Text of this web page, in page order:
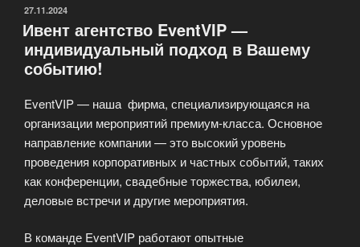
Подмосковье»
ОПУБЛИКОВАНО
27.11.2024
Ивент агентство EventVIP —
индивидуальный подход в Вашему
событию!
EventVIP — наша фирма, специализирующаяся на
организации мероприятий премиум-класса. Основное
направление компании — это высокий уровень
проведения корпоративных и частных событий, таких
как конференции, свадебные торжества, юбилеи,
деловые встречи и другие мероприятия.
В команде EventVIP работают опытные